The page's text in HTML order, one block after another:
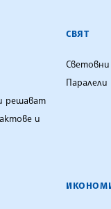
решават
и
СВЯТ
Паралели